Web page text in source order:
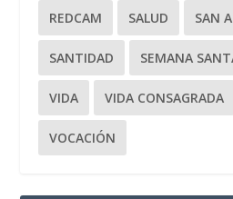
REDCAM SALUD SAN
SANTIDAD SEMANA
VIDA VIDA CONSAGRADA
VOCACIÓN